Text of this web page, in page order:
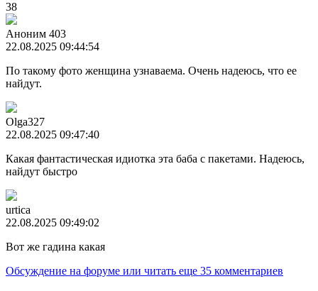
38
Аноним 403
22.08.2025 09:44:54
По такому фото женщина узнаваема. Очень надеюсь, что ее
найдут.
Olga327
22.08.2025 09:47:40
Какая фантастическая идиотка эта баба с пакетами. Надеюсь,
найдут быстро
urtica
22.08.2025 09:49:02
Вот же гадина какая
Обсуждение на форуме или читать еще 35 комментариев